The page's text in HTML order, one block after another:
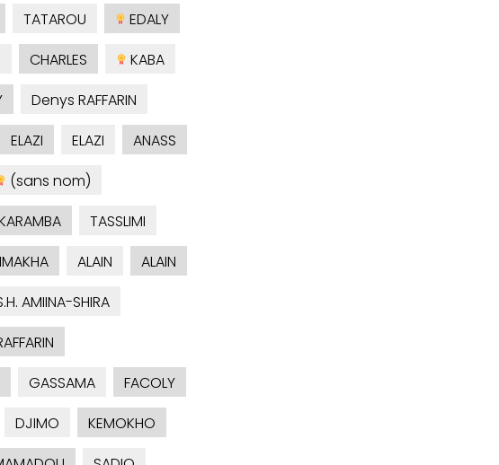
TATAROU
EDALY
CHARLES
KABA
Denys RAFFARIN
ELAZI ELAZI
ANASS
(sans nom)
TASSLIMI
ALAIN
ALAIN
AMIINA-SHIRA
GASSAMA
FACOLY
DJIMO
KEMOKHO